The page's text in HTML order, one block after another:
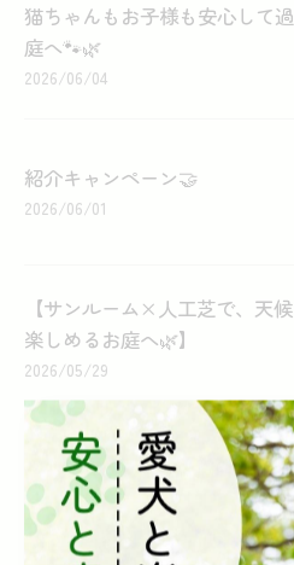
猫ちゃんもお子様も安心して
庭へ🐾🌿
2026/06/04
紹介キャンペーン🤝
2026/06/01
【サンルーム×人工芝で、天
楽しめるお庭へ🌿】
2026/05/29
“これ、本当に人工デッキ!?”
ル。
2026/05/21